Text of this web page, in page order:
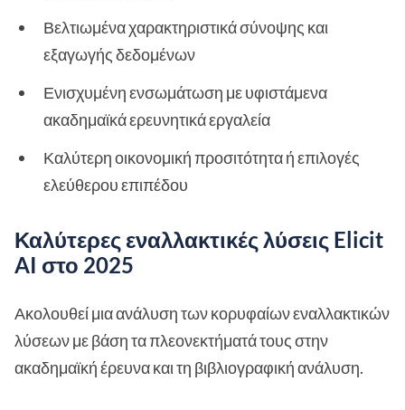
Βελτιωμένα χαρακτηριστικά σύνοψης και
εξαγωγής δεδομένων
Ενισχυμένη ενσωμάτωση με υφιστάμενα
ακαδημαϊκά ερευνητικά εργαλεία
Καλύτερη οικονομική προσιτότητα ή επιλογές
ελεύθερου επιπέδου
Καλύτερες εναλλακτικές λύσεις Elicit
AI στο 2025
Ακολουθεί μια ανάλυση των κορυφαίων εναλλακτικών
λύσεων με βάση τα πλεονεκτήματά τους στην
ακαδημαϊκή έρευνα και τη βιβλιογραφική ανάλυση.